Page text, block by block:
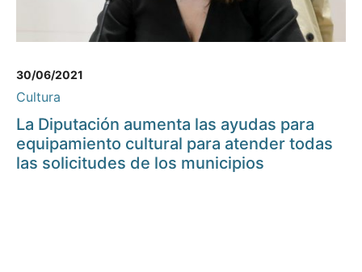
30/06/2021
Cultura
La Diputación aumenta las ayudas para
equipamiento cultural para atender todas
las solicitudes de los municipios